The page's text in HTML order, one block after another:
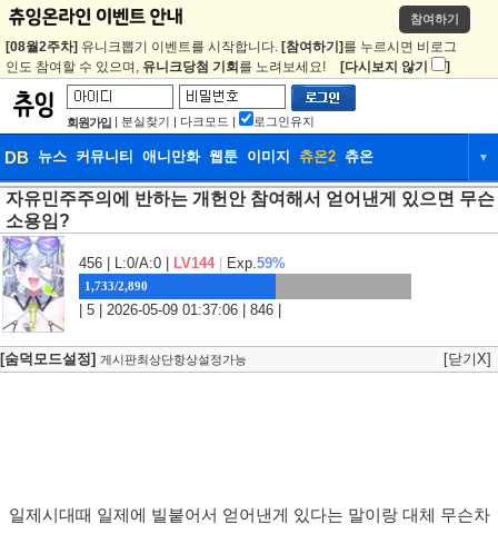
참여하기
[08월2주차] 유니크뽑기 이벤트를 시작합니다. [참여하기] 를 누르시면 비로그
인도 참여할 수 있으며, 유니크당첨 기회 를 노려보세요! [다시보지 않기 ]
회원가입 | 분실찾기 | 다크모드 | 로그인유지
DB 뉴스 커뮤니티 애니만화 웹툰 이미지 츄온2 츄온 ▼
DB 뉴스 커뮤니티 애니만화
웹툰
자유민주주의에 반하는 개헌안 참여해서 얻어낸게 있으면 무슨
소용임?
456 | L:0/A:0 | LV144 Exp.59%
1,733/2,890
| 5 | 2026-05-09 01:37:06 | 846 |
[숨덕모드설정] 게시판최상단항상설정가능 [닫기X]
일제시대때 일제에 빌붙어서 얻어낸게 있다는 말이랑 대체 무슨차